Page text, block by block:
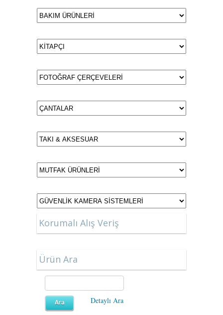
Korumalı Alış Veriş
Ürün Ara
Detaylı Ara